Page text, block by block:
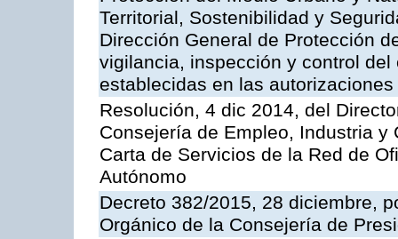
Territorial, Sostenibilidad y
Dirección General de Protección
vigilancia, inspección y control
establecidas en las
Resolución, 4 dic 2014, del
Consejería de Empleo, Industria
Carta de Servicios de la Red de
Autónomo
Decreto 382/2015, 28 diciembre,
Orgánico de la Consejería de